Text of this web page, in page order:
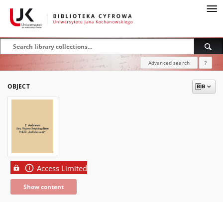
Advanced search ?
OBJECT
Access Limited
Show content